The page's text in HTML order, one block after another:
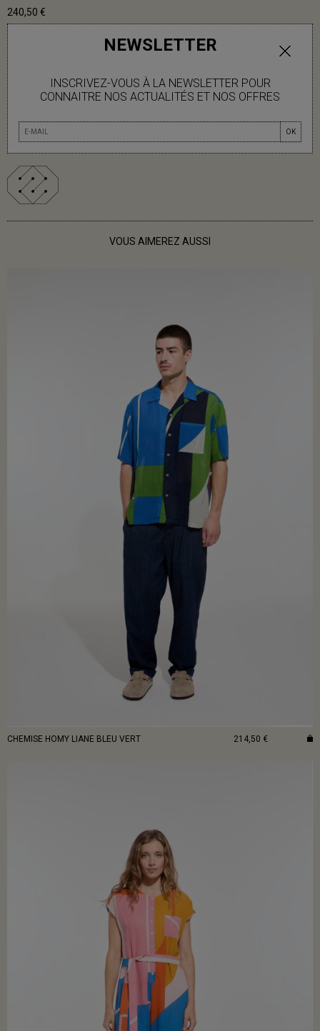
NEWSLETTER
INSCRIVEZ-VOUS À LA NEWSLETTER POUR
CONNAITRE NOS ACTUALITÉS ET NOS OFFRES
OK
240,50 €
DISPONIBLE
INFOS LIVRAISON
VOUS AIMEREZ AUSSI
CHEMISE HOMY LIANE BLEU VERT 214,50 €